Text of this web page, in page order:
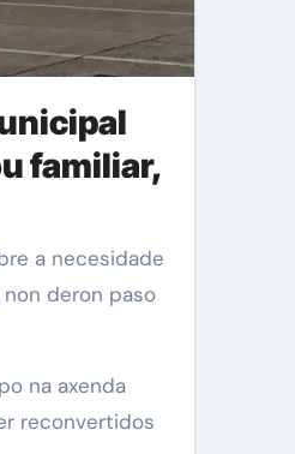
familiar,
deron paso
na axenda
reconvertidos